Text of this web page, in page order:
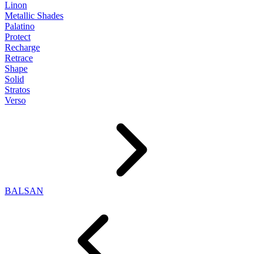
Linon
Metallic Shades
Palatino
Protect
Recharge
Retrace
Shape
Solid
Stratos
Verso
BALSAN